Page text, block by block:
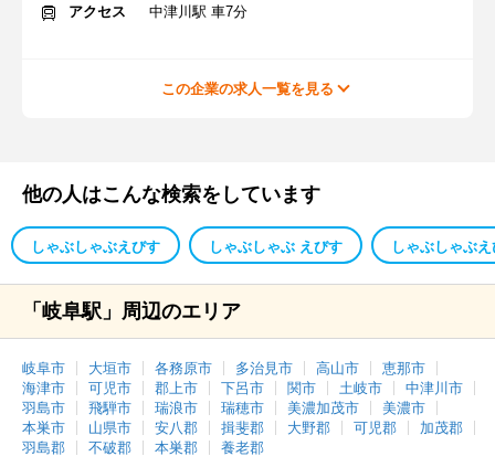
アクセス
中津川駅 車7分
この企業の求人一覧を見る
他の人はこんな検索をしています
しゃぶしゃぶえびす しゃぶしゃぶ えびす しゃぶしゃぶ
「岐阜駅」周辺のエリア
岐阜市 大垣市 各務原市 多治見市 高山市
恵那市
海津市
可児市 郡上市 下呂市 関市 土岐市
中津川市
羽島市
飛騨市 瑞浪市 瑞穂市 美濃加茂市
美濃市
本巣市
山県市 安八郡 揖斐郡 大野郡 可児郡
加茂郡
羽島郡
不破郡 本巣郡 養老郡